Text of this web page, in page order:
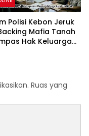
Polisi Kebon Jeruk
Mafia Tanah
Hak Keluarga
Ruas yang